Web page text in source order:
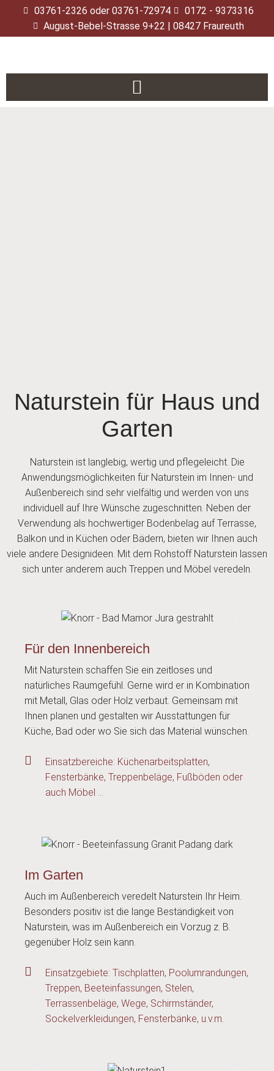
03761-2326 oder 03761-72974
0172 - 9373316
August-Bebel-Strasse 9+22 | 08427 Fraureuth
Naturstein-
Verarbeitung
LASSEN SIE SICH INSPIRIEREN
Naturstein für Haus und
Garten
Naturstein ist langlebig, wertig und pflegeleicht. Die
Anwendungsmöglichkeiten für Naturstein im Innen- und
Außenbereich sind sehr vielfältig und werden von uns
individuell auf Ihre Wünsche zugeschnitten. Neben der
Verwendung als hochwertiger Bodenbelag auf Terrasse,
Balkon und in Küchen oder Bädern, bieten wir Ihnen auch
viele andere Designideen. Mit dem Rohstoff Naturstein lassen
sich unter anderem auch Treppen und Möbel veredeln.
Für den Innenbereich
Mit Naturstein schaffen Sie ein zeitloses und
natürliches Raumgefühl. Gerne wird er in Kombination
mit Metall, Glas oder Holz verbaut. Gemeinsam mit
Ihnen planen und gestalten wir Ausstattungen für
Küche, Bad oder wo Sie sich das Material wünschen.
Einsatzbereiche: Küchenarbeitsplatten,
Fensterbänke, Treppenbeläge, Fußböden oder
auch Möbel ...
Im Garten
Auch im Außenbereich veredelt Naturstein Ihr Heim.
Besonders positiv ist die lange Beständigkeit von
Naturstein, was im Außenbereich ein Vorzug z. B.
gegenüber Holz sein kann.
Einsatzgebiete: Tischplatten, Poolumrandungen,
Treppen, Beeteinfassungen, Stelen,
Terrassenbeläge, Wege, Schirmständer,
Sockelverkleidungen, Fensterbänke, u.v.m.